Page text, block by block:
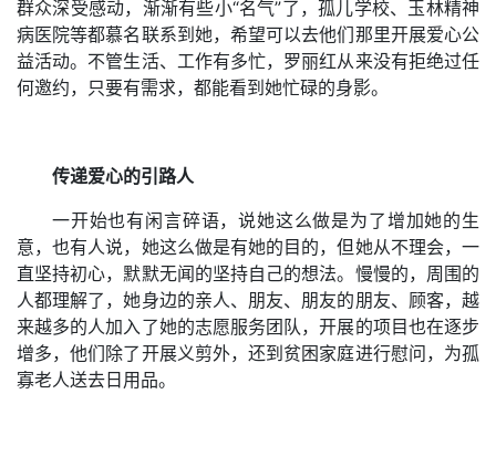
群众深受感动，渐渐有些小“名气”了，孤儿学校、玉林精神
病医院等都慕名联系到她，希望可以去他们那里开展爱心公
益活动。不管生活、工作有多忙，罗丽红从来没有拒绝过任
何邀约，只要有需求，都能看到她忙碌的身影。
传递爱心的引路人
一开始也有闲言碎语，说她这么做是为了增加她的生
意，也有人说，她这么做是有她的目的，但她从不理会，一
直坚持初心，默默无闻的坚持自己的想法。慢慢的，周围的
人都理解了，她身边的亲人、朋友、朋友的朋友、顾客，越
来越多的人加入了她的志愿服务团队，开展的项目也在逐步
增多，他们除了开展义剪外，还到贫困家庭进行慰问，为孤
寡老人送去日用品。